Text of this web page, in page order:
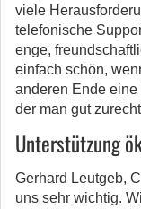
viele
telefonische
enge,
einfach schön,
anderen Ende
der man gut
Unterstützung
Gerhard Leutgeb,
uns sehr wichtig.